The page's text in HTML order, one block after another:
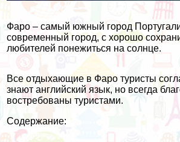
Фаро – самый южный город
современный город, с хорошо
любителей понежиться на солнце.
Все отдыхающие в Фаро туристы
знают английский язык, но всегда
востребованы туристами.
Содержание: